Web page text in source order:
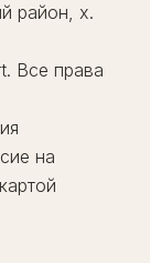
район, х.
Все права
на